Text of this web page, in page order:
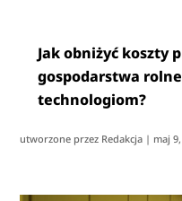
Jak obniżyć koszty
gospodarstwa
technologiom?
utworzone przez Redakcja | maj